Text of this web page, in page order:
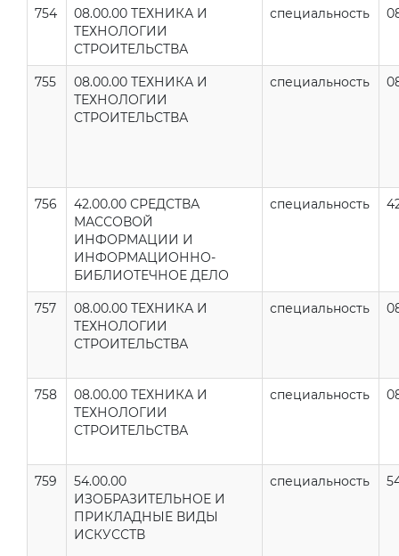
754
08.00.00 ТЕХНИКА И
ТЕХНОЛОГИИ
СТРОИТЕЛЬСТВА
специальность
755
08.00.00 ТЕХНИКА И
ТЕХНОЛОГИИ
СТРОИТЕЛЬСТВА
специальность
756
42.00.00 СРЕДСТВА
МАССОВОЙ
ИНФОРМАЦИИ И
ИНФОРМАЦИОННО-
БИБЛИОТЕЧНОЕ ДЕЛО
специальность
757
08.00.00 ТЕХНИКА И
ТЕХНОЛОГИИ
СТРОИТЕЛЬСТВА
специальность
758
08.00.00 ТЕХНИКА И
ТЕХНОЛОГИИ
СТРОИТЕЛЬСТВА
специальность
759
54.00.00
ИЗОБРАЗИТЕЛЬНОЕ И
ПРИКЛАДНЫЕ ВИДЫ
ИСКУССТВ
специальность